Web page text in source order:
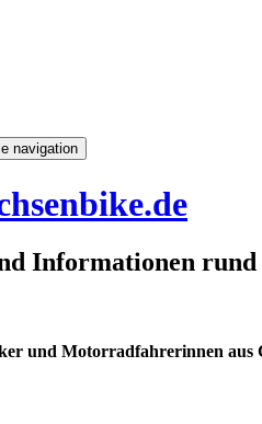
navigation
Informationen rund
und Motorradfahrerinnen aus